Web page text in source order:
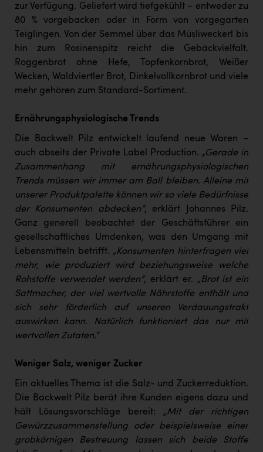
Vier Diamanten
Vorlagenportal
Wir besiegen Krebs
Wirtschaftskammer OÖ
ZULuft - Zukunft Luft Austria
Österreichisches Hebammengremium
Wirtschaftskammer OÖ Energiehandel
Dopgas
kunden basics
kontakt
zur Verfügung. Geliefert wird tiefgekühlt – entweder zu
80 % vorgebacken oder in Form von vorgegarten
Teiglingen. Von der Semmel über das Müsliweckerl bis
hin zum Rosinenspitz reicht die Gebäckvielfalt.
Roggenbrot ohne Hefe, Topfenkornbrot, Weißer
Wecken, Waldviertler Brot, Dinkelvollkornbrot und viele
mehr gehören zum Standard-Sortiment.
Ernährungsphysiologische Trends
Die Backwelt Pilz entwickelt laufend neue Waren –
auch abseits der Private Label Production. „Gerade in
Zusammenhang mit ernährungsphysiologischen
Trends müssen wir immer am Ball bleiben. Alleine mit
unserer Produktpalette können wir so viele Bedürfnisse
der Konsumenten abdecken“, erklärt Johannes Pilz.
Ganz generell beobachtet der Geschäftsführer ein
gesellschaftliches Umdenken, was den Umgang mit
Lebensmitteln betrifft. „Konsumenten hinterfragen viel
mehr, wie produziert wird beziehungsweise welche
Rohstoffe verwendet werden“, erklärt er. „Brot ist ein
Sattmacher, der viel wertvolle Nährstoffe enthält und
sich sehr förderlich auf unseren Verdauungstrakt
auswirken kann. Natürlich funktioniert das nur mit
wertvollen Zutaten.“
Weniger Salz, weniger Zucker
Ein aktuelles Thema ist die Salz- und Zuckerreduktion.
Die Backwelt Pilz berät ihre Kunden eigens dazu und
hält Lösungsvorschläge bereit: „Mit der richtigen
Gewürzzusammenstellung oder beispielsweise einer
grobkörnigen Bestreuung lassen sich beide Stoffe